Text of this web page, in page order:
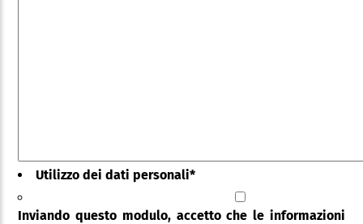
Utilizzo dei dati personali*
Inviando questo modulo, accetto che le informazioni